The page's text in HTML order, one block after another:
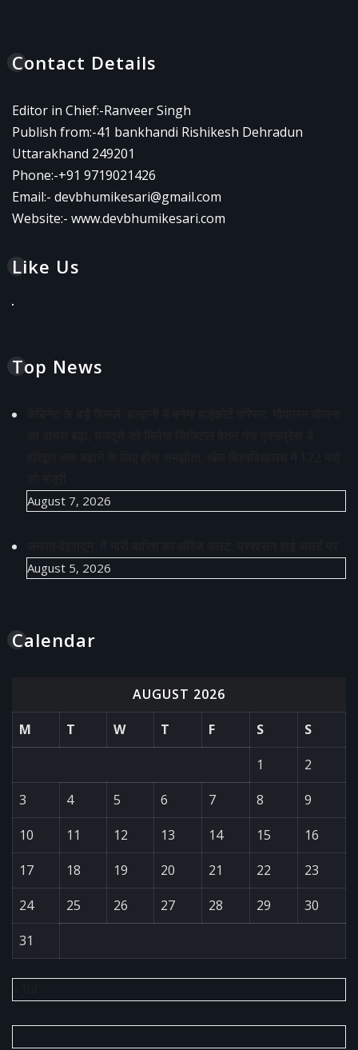
Contact Details
Editor in Chief:-Ranveer Singh
Publish from:-41 bankhandi Rishikesh Dehradun
Uttarakhand 249201
Phone:-+91 9719021426
Email:- devbhumikesari@gmail.com
Website:- www.devbhumikesari.com
Like Us
Top News
August 7, 2026
August 5, 2026
Calendar
AUGUST 2026
M
T W T F S
S
1
2
3
4 5 6 7 8
9
10
11 12 13 14 15
16
17
18 19 20 21 22
23
24
25 26 27 28 29
30
31